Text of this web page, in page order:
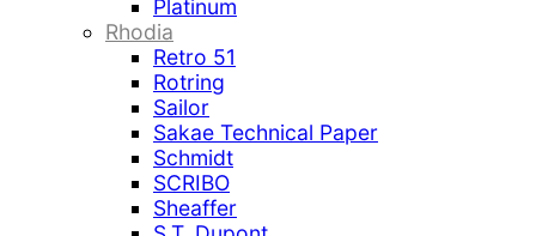
Platinum
Rhodia
Retro 51
Rotring
Sailor
Sakae Technical Paper
Schmidt
SCRIBO
Sheaffer